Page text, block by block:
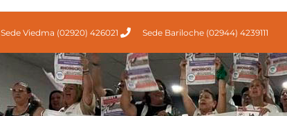
Sede Viedma (02920) 426021 Sede Bariloche (02944) 4239111